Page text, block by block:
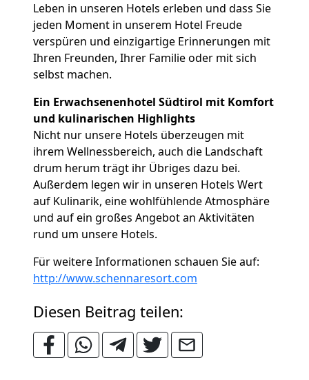
Leben in unseren Hotels erleben und dass Sie
jeden Moment in unserem Hotel Freude
verspüren und einzigartige Erinnerungen mit
Ihren Freunden, Ihrer Familie oder mit sich
selbst machen.
Ein Erwachsenenhotel Südtirol mit Komfort
und kulinarischen Highlights
Nicht nur unsere Hotels überzeugen mit
ihrem Wellnessbereich, auch die Landschaft
drum herum trägt ihr Übriges dazu bei.
Außerdem legen wir in unseren Hotels Wert
auf Kulinarik, eine wohlfühlende Atmosphäre
und auf ein großes Angebot an Aktivitäten
rund um unsere Hotels.
Für weitere Informationen schauen Sie auf:
http://www.schennaresort.com
Diesen Beitrag teilen: